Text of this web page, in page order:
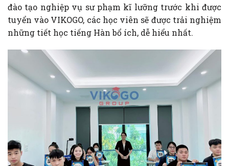
đào tạo nghiệp vụ sư phạm kĩ lưỡng trước khi được
tuyển vào VIKOGO, các học viên sẽ được trải nghiệm
những tiết học tiếng Hàn bổ ích, dễ hiểu nhất.